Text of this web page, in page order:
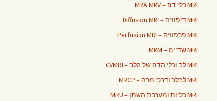
MRI כלי דם – MRA MRV
MRI דיפוזיה – Diffusion MRI
MRI פרפוזיה – Perfusion MRI
MRI שדיים – MRM
MRI לב וכלי הדם של הלב – CVMRI
MRI לבלב ודרכי מרה – MRCP
MRI כליות ומערכת השתן – MRU